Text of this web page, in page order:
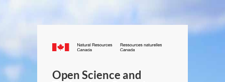
Canada.ca
/
Open Science and